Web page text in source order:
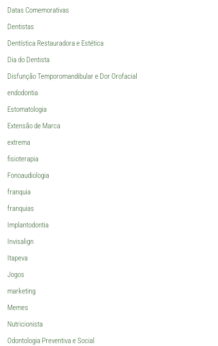
Datas Comemorativas
Dentistas
Dentística Restauradora e Estética
Dia do Dentista
Disfunção Temporomandibular e Dor Orofacial
endodontia
Estomatologia
Extensão de Marca
extrema
fisioterapia
Fonoaudiologia
franquia
franquias
Implantodontia
Invisalign
Itapeva
Jogos
marketing
Memes
Nutricionista
Odontologia Preventiva e Social